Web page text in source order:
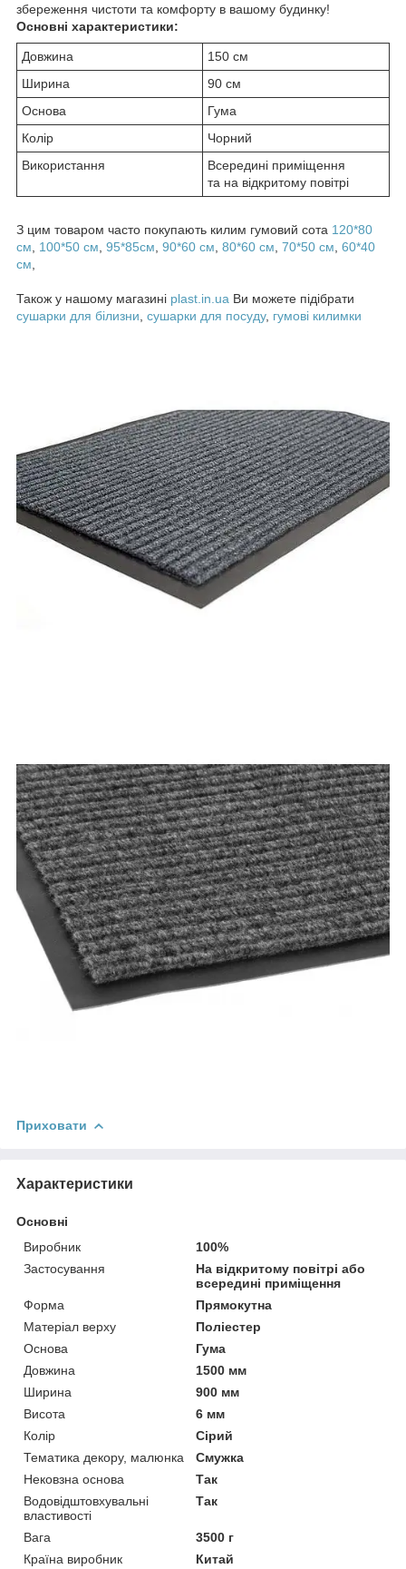
збереження чистоти та комфорту в вашому будинку!
Основні характеристики:
Довжина
150 см
Ширина
90 см
Основа
Гума
Колір
Чорний
Використання
Всередині приміщення
та на відкритому повітрі
З цим товаром часто покупають килим гумовий сота 120*80
см
100*50 см 95*85см 90*60 см 80*60 см 70*50 см 60*40
см
Також у нашому магазині plast.in.ua Ви можете підібрати
сушарки для білизни сушарки для посуду, гумові килимки
Приховати
Характеристики
Основні
Виробник
100%
Застосування
На відкритому повітрі або
всередині приміщення
Форма
Прямокутна
Матеріал верху
Поліестер
Основа
Гума
Довжина
1500 мм
Ширина
900 мм
Висота
6 мм
Колір
Сірий
Тематика декору, малюнка
Смужка
Нековзна основа
Так
Водовідштовхувальні
властивості
Так
Вага
3500 г
Країна виробник
Китай